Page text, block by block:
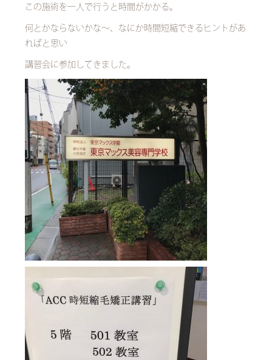
この施術を一人で行うと時間がかかる。
何とかならないかな～、なにか時間短縮できるヒントがあ
ればと思い
講習会に参加してきました。